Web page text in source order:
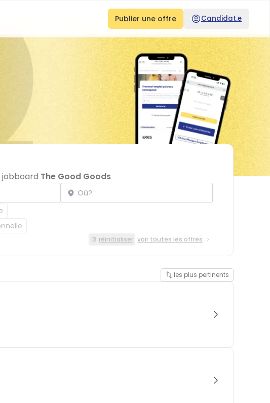
Publier une offre Candidat.e
jobboard The Good Goods
Localisation
réinitialiser voir toutes les offres
les plus pertinents